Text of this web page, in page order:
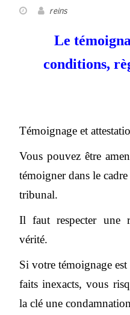
reins
Le
conditions,
Témoignage et
Vous pouvez être
témoigner dans le
tribunal.
Il faut respecter une
vérité.
Si votre témoignage
faits inexacts, vous
la clé une